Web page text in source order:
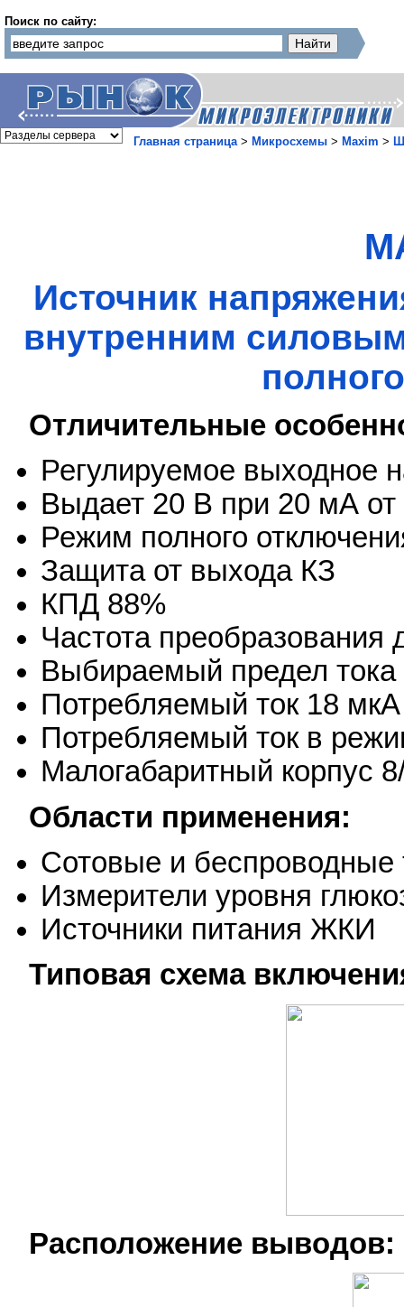
Поиск по сайту:
Главная страница> Микросхемы > Maxim >
Источник
внутренним
Отличительные
Регулируемое выходное
Выдает 20 В при 20 мА от
Режим полного
Защита от выхода КЗ
КПД 88%
Частота преобразования
Выбираемый предел
Потребляемый ток 18 мкА
Потребляемый ток в
Малогабаритный корпус
Области применения:
Сотовые и
Измерители уровня
Источники питания ЖКИ
Типовая схема
Расположение выводов: